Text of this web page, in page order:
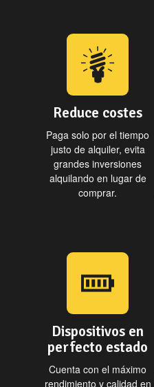
Reduce costes
Paga solo por el tiempo
justo de alquiler, evita
grandes inversiones
alquilando en lugar de
comprar.
Dispositivos en
perfecto estado
Cuenta con el máximo
rendimiento y calidad en